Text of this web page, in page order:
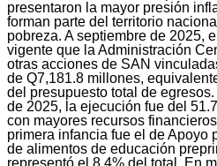
presentaron la mayor presión
forman parte del territorio
pobreza. A septiembre de 2025,
vigente que la Administración
otras acciones de SAN
de Q7,181.8 millones,
del presupuesto total de
de 2025, la ejecución fue del
con mayores recursos
primera infancia fue el de Apoyo
de alimentos de educación
representó el 8.4% del total. En